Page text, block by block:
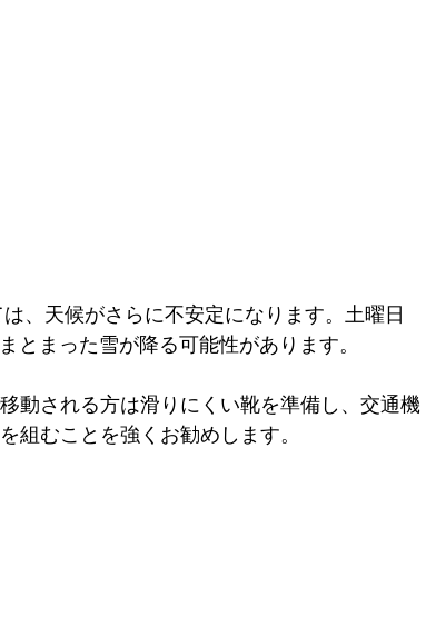
、天候がさらに不安定になります。土曜日
まった雪が降る可能性があります。
動される方は滑りにくい靴を準備し、交通機
組むことを強くお勧めします。